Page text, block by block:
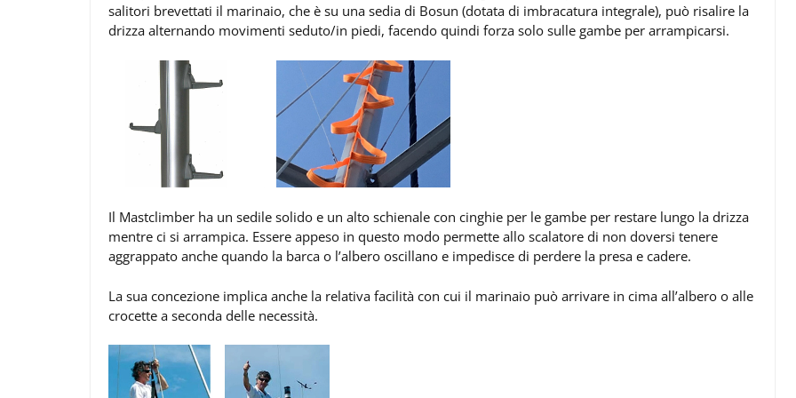
salitori brevettati il marinaio, che è su una sedia di Bosun (dotata di imbracatura integrale), può risalire la
drizza alternando movimenti seduto/in piedi, facendo quindi forza solo sulle gambe per arrampicarsi.
Il Mastclimber ha un sedile solido e un alto schienale con cinghie per le gambe per restare lungo la drizza
mentre ci si arrampica. Essere appeso in questo modo permette allo scalatore di non doversi tenere
aggrappato anche quando la barca o l’albero oscillano e impedisce di perdere la presa e cadere.
La sua concezione implica anche la relativa facilità con cui il marinaio può arrivare in cima all’albero o alle
crocette a seconda delle necessità.